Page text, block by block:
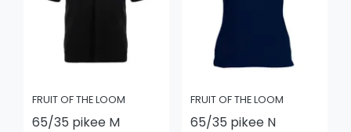
FRUIT OF THE LOOM
65/35 pikee M
FRUIT OF THE LOOM
65/35 pikee N